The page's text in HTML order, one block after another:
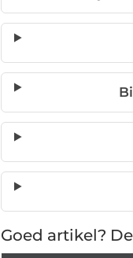
Goed artikel?